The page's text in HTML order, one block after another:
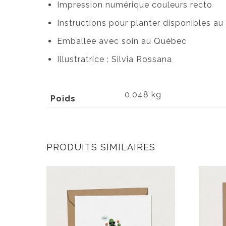
Impression numérique couleurs recto
Instructions pour planter disponibles au
Emballée avec soin au Québec
Illustratrice : Silvia Rossana
Poids 0,048 kg
PRODUITS SIMILAIRES